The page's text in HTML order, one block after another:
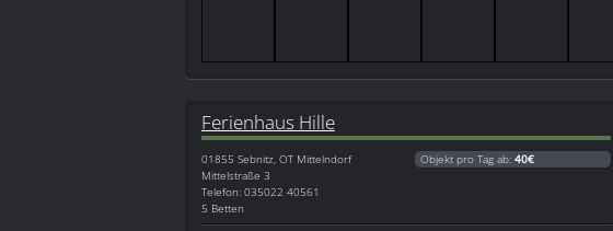
Ferienhaus Hille
01855 Sebnitz, OT Mittelndorf
Mittelstraße 3
Telefon: 035022 40561
5 Betten
Objekt pro Tag ab: 40€